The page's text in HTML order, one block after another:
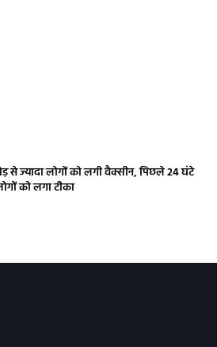
ज्यादा लोगों को लगी वैक्सीन, पिछले 24 घंटे
को लगा टीका